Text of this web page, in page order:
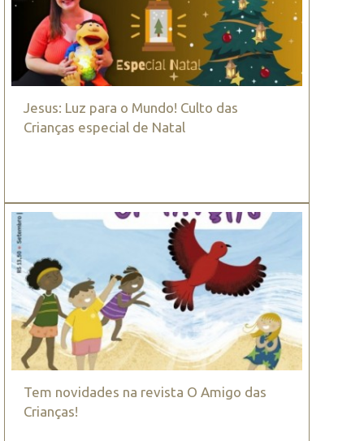
Jesus: Luz para o Mundo! Culto das
Crianças especial de Natal
Tem novidades na revista O Amigo das
Crianças!